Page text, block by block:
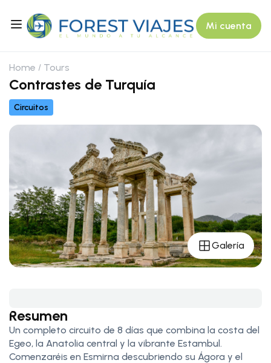
Mi cuenta
Home Tours
Contrastes de Turquía
Circuitos
Galería
Resumen
Un completo circuito de 8 días que combina la costa del
Egeo, la Anatolia central y la vibrante Estambul.
Comenzaréis en Esmirna descubriendo su Ágora y el